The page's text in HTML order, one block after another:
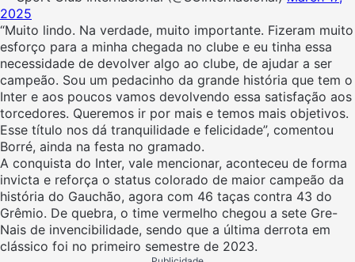
2025
“Muito lindo. Na verdade, muito importante. Fizeram muito
esforço para a minha chegada no clube e eu tinha essa
necessidade de devolver algo ao clube, de ajudar a ser
campeão. Sou um pedacinho da grande história que tem o
Inter e aos poucos vamos devolvendo essa satisfação aos
torcedores. Queremos ir por mais e temos mais objetivos.
Esse título nos dá tranquilidade e felicidade”, comentou
Borré, ainda na festa no gramado.
A conquista do Inter, vale mencionar, aconteceu de forma
invicta e reforça o status colorado de maior campeão da
história do Gauchão, agora com 46 taças contra 43 do
Grêmio. De quebra, o time vermelho chegou a sete Gre-
Nais de invencibilidade, sendo que a última derrota em
clássico foi no primeiro semestre de 2023.